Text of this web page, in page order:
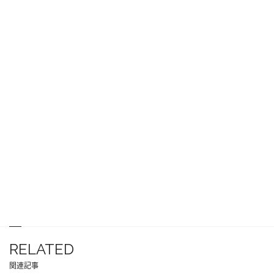
RELATED
関連記事